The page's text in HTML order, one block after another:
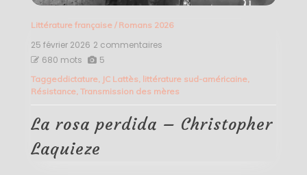
Littérature française/ Romans 2026
25 février 2026 2 commentaires
perdida
–
Laquieze
680 mots 5
Taggeddictature, JC Lattès, littérature sud-américaine,
Résistance, Transmission des mères
La rosa perdida – Christopher
Laquieze